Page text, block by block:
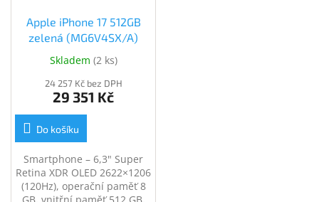
Apple iPhone 17 512GB
zelená (MG6V4SX/A)
Skladem (2 ks)
24 257 Kč bez DPH
29 351 Kč
Do košíku
Smartphone – 6,3" Super
Retina XDR OLED 2622×1206
(120Hz), operační paměť 8